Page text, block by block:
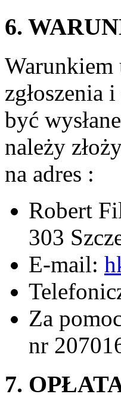
6.
Warunkiem
zgłoszenia
być wysłane
należy
na adres :
Robert
303
E-mail:
Za
nr
7.